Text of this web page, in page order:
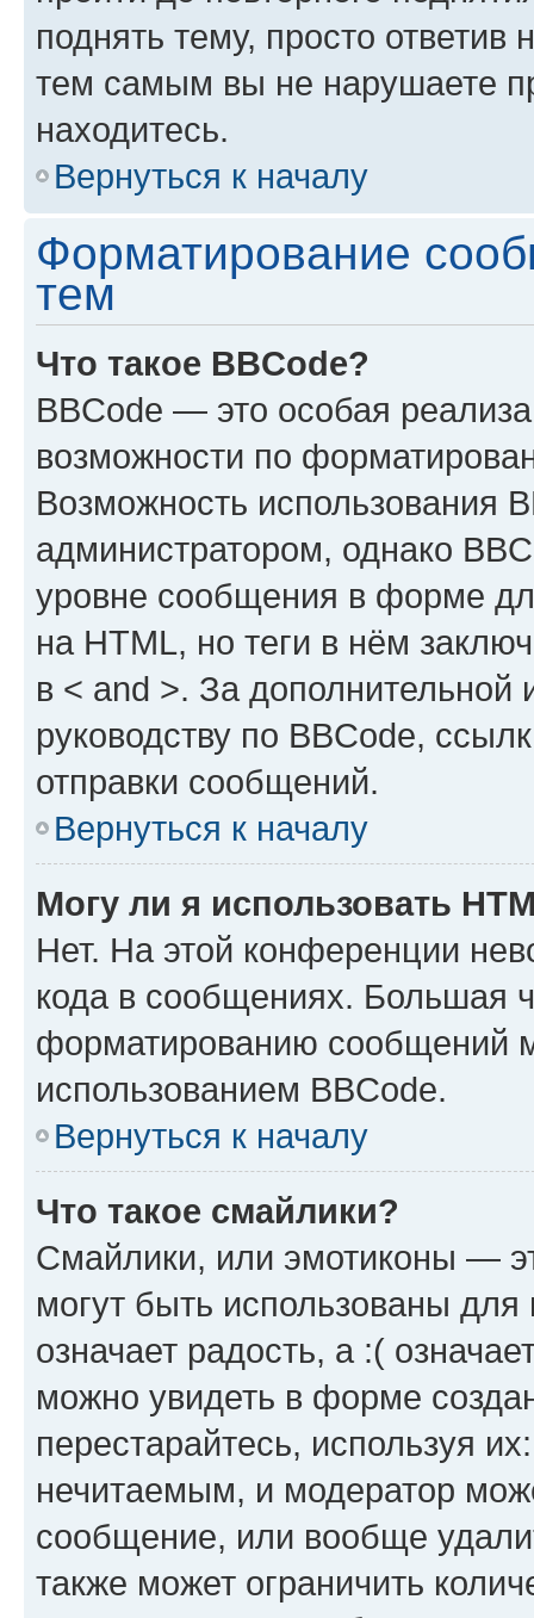
поднять тему, просто ответив
тем самым вы не нарушаете
находитесь.
Вернуться к началу
Форматирование
тем
Что такое BBCode?
BBCode — это особая
возможности по
Возможность использования
администратором, однако
уровне сообщения в форме
на HTML, но теги в нём
в < and >. За
руководству по BBCode,
отправки сообщений.
Вернуться к началу
Могу ли я использовать
Нет. На этой конференции
кода в сообщениях. Большая
форматированию сообщений
использованием BBCode.
Вернуться к началу
Что такое смайлики?
Смайлики, или эмотиконы —
могут быть использованы
означает радость, а :(
можно увидеть в форме
перестарайтесь, используя
нечитаемым, и модератор
сообщение, или вообще
также может ограничить